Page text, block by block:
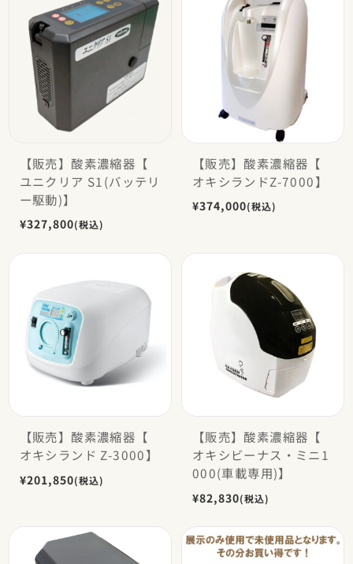
【販売】酸素濃縮器【
ユニクリア S1(バッテリ
ー駆動)】
¥327,800(税込)
【販売】酸素濃縮器【
オキシランドZ-7000】
¥374,000(税込)
【販売】酸素濃縮器【
オキシランド Z-3000】
¥201,850(税込)
【販売】酸素濃縮器【
オキシビーナス・ミニ1
000(車載専用)】
¥82,830(税込)